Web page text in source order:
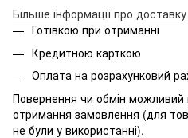
Більше інформації про доставку
Готівкою при отриманні
Кредитною карткою
Оплата на розрахунковий
Повернення чи обмін можливий
отримання замовлення (для
не були у використанні).